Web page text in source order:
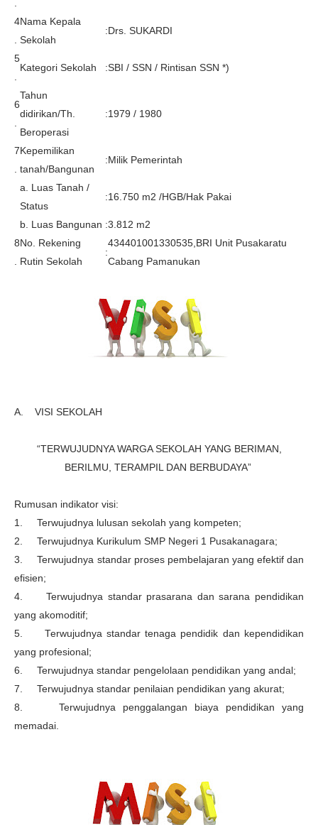
4Nama Kepala
Sekolah
:Drs. SUKARDI
5
Kategori Sekolah :SBI / SSN / Rintisan SSN *)
6
Tahun
didirikan/Th.
Beroperasi
:1979 / 1980
7Kepemilikan
tanah/Bangunan
:Milik Pemerintah
a. Luas Tanah /
Status
:16.750 m2 /HGB/Hak Pakai
b. Luas Bangunan :3.812 m2
8No. Rekening
Rutin Sekolah
:
434401001330535,BRI Unit Pusakaratu
Cabang Pamanukan
A. VISI SEKOLAH
“TERWUJUDNYA WARGA SEKOLAH YANG BERIMAN,
BERILMU, TERAMPIL DAN BERBUDAYA”
Rumusan indikator visi:
1. Terwujudnya lulusan sekolah yang kompeten;
2. Terwujudnya Kurikulum SMP Negeri 1 Pusakanagara;
3. Terwujudnya standar proses pembelajaran yang efektif dan
efisien;
4. Terwujudnya standar prasarana dan sarana pendidikan
yang akomoditif;
5. Terwujudnya standar tenaga pendidik dan kependidikan
yang profesional;
6. Terwujudnya standar pengelolaan pendidikan yang andal;
7. Terwujudnya standar penilaian pendidikan yang akurat;
8. Terwujudnya penggalangan biaya pendidikan yang
memadai.